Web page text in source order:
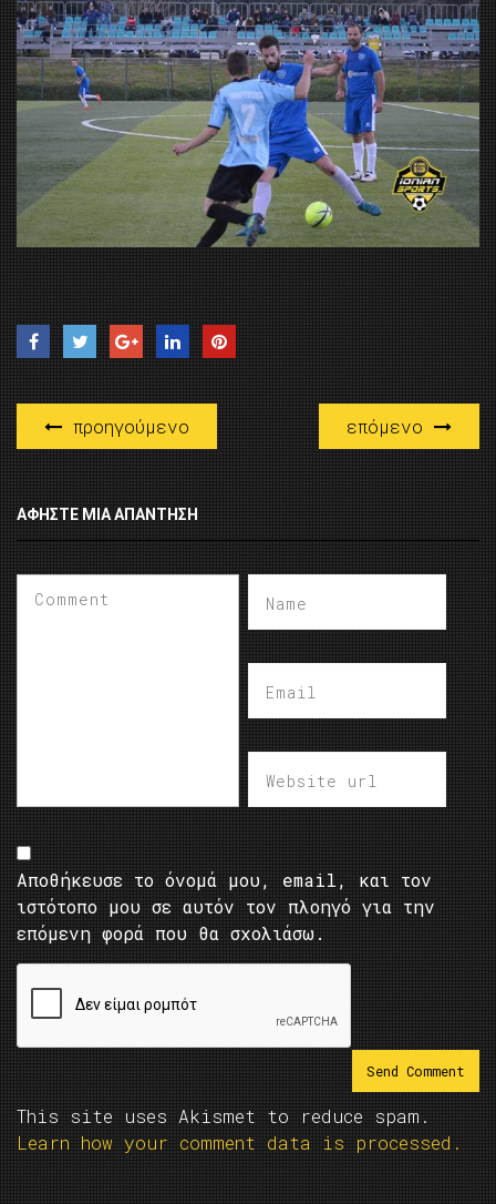
προηγούμενο επόμενο
ΑΦΉΣΤΕ ΜΙΑ ΑΠΆΝΤΗΣΗ
Αποθήκευσε το όνομά μου, email, και τον
ιστότοπο μου σε αυτόν τον πλοηγό για την
επόμενη φορά που θα σχολιάσω.
This site uses Akismet to reduce spam.
Learn how your comment data is processed.